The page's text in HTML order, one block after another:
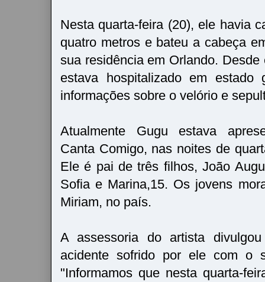
Nesta quarta-feira (20), ele havia
quatro metros e bateu a cabeça
sua residência em Orlando. Desde
estava hospitalizado em estado
informações sobre o velório e
Atualmente Gugu estava
Canta Comigo, nas noites de
Ele é pai de três filhos, João
Sofia e Marina,15. Os jovens
Miriam, no país.
A assessoria do artista
acidente sofrido por ele com o
"Informamos que nesta quarta-